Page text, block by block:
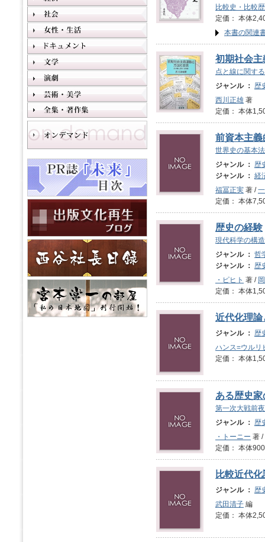
比較史・比較
定価： 本体
本書の関連
初期社会
点と線に関す
ジャンル ： 歴
西川正雄 著
定価： 本体
前資本主
世界史の基本
ジャンル ： 歴
ジャンル ： 経
福冨正実 著 /
定価： 本体
歴史の経験
現代科学の構
ジャンル ： 哲
ジャンル ： 歴
・ピヒト 著 /
定価： 本体
近代化理論
ジャンル ： 歴
ハンス=ウルリ
定価： 本体
ある歴史
第一次大戦前
ジャンル ： 歴
・トーニー 著 /
定価： 本体
比較近代化
ジャンル ： 歴
武田清子 編
定価： 本体